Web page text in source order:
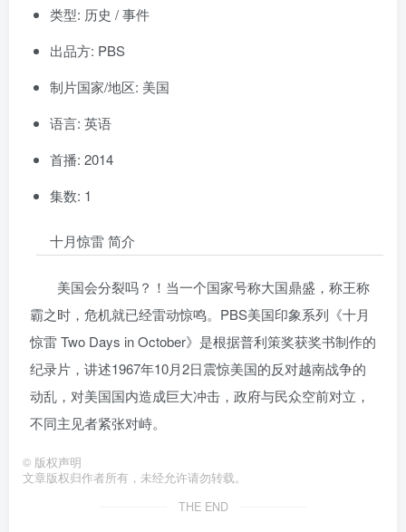
类型: 历史 / 事件
出品方: PBS
制片国家/地区: 美国
语言: 英语
首播: 2014
集数: 1
十月惊雷 简介
美国会分裂吗？！当一个国家号称大国鼎盛，称王称
霸之时，危机就已经雷动惊鸣。PBS美国印象系列《十月
惊雷 Two Days in October》是根据普利策奖获奖书制作的
纪录片，讲述1967年10月2日震惊美国的反对越南战争的
动乱，对美国国内造成巨大冲击，政府与民众空前对立，
不同主见者紧张对峙。
© 版权声明
文章版权归作者所有，未经允许请勿转载。
THE END